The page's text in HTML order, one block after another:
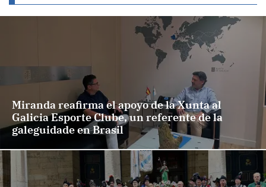
Miranda reafirma el apoyo de la Xunta al
Galicia Esporte Clube, un referente de la
galeguidade en Brasil